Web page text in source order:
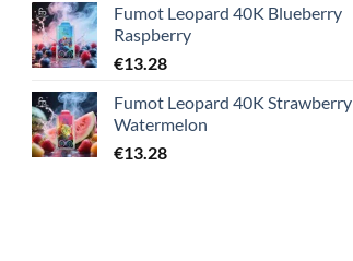
Fumot Leopard 40K Blueberry
Raspberry
€13.28
Fumot Leopard 40K Strawberry
Watermelon
€13.28